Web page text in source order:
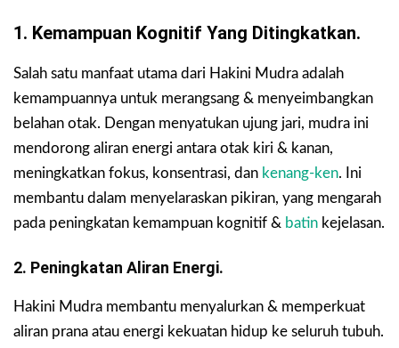
1. Kemampuan Kognitif Yang Ditingkatkan.
Salah satu manfaat utama dari Hakini Mudra adalah
kemampuannya untuk merangsang & menyeimbangkan
belahan otak. Dengan menyatukan ujung jari, mudra ini
mendorong aliran energi antara otak kiri & kanan,
meningkatkan fokus, konsentrasi, dan kenang-ken. Ini
membantu dalam menyelaraskan pikiran, yang mengarah
pada peningkatan kemampuan kognitif & batin kejelasan.
2. Peningkatan Aliran Energi.
Hakini Mudra membantu menyalurkan & memperkuat
aliran prana atau energi kekuatan hidup ke seluruh tubuh.